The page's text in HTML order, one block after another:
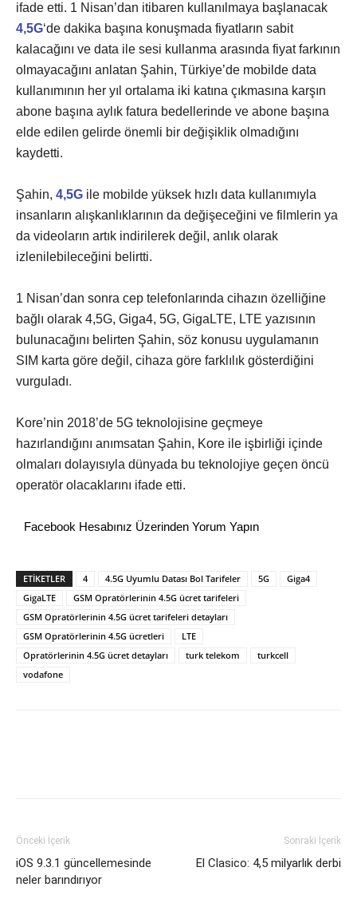
ifade etti. 1 Nisan’dan itibaren kullanılmaya başlanacak
4,5G‘de dakika başına konuşmada fiyatların sabit
kalacağını ve data ile sesi kullanma arasında fiyat farkının
olmayacağını anlatan Şahin, Türkiye’de mobilde data
kullanımının her yıl ortalama iki katına çıkmasına karşın
abone başına aylık fatura bedellerinde ve abone başına
elde edilen gelirde önemli bir değişiklik olmadığını
kaydetti.
Şahin, 4,5G ile mobilde yüksek hızlı data kullanımıyla
insanların alışkanlıklarının da değişeceğini ve filmlerin ya
da videoların artık indirilerek değil, anlık olarak
izlenilebileceğini belirtti.
1 Nisan’dan sonra cep telefonlarında cihazın özelliğine
bağlı olarak 4,5G, Giga4, 5G, GigaLTE, LTE yazısının
bulunacağını belirten Şahin, söz konusu uygulamanın
SIM karta göre değil, cihaza göre farklılık gösterdiğini
vurguladı.
Kore’nin 2018’de 5G teknolojisine geçmeye
hazırlandığını anımsatan Şahin, Kore ile işbirliği içinde
olmaları dolayısıyla dünyada bu teknolojiye geçen öncü
operatör olacaklarını ifade etti.
Facebook Hesabınız Üzerinden Yorum Yapın
ETİKETLER 4 4.5G Uyumlu Datası Bol Tarifeler 5G
Giga4
GigaLTE
GSM Opratörlerinin 4.5G ücret tarifeleri
GSM Opratörlerinin 4.5G ücret tarifeleri detayları
GSM Opratörlerinin 4.5G ücretleri
LTE
Opratörlerinin 4.5G ücret detayları
turk telekom
turkcell
vodafone
Önceki İçerik
iOS 9.3.1 güncellemesinde
neler barındırıyor
Sonraki İçerik
El Clasico: 4,5 milyarlık derbi